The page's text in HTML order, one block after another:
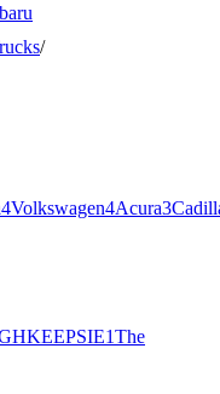
/
4Volkswagen4Acura3
1The